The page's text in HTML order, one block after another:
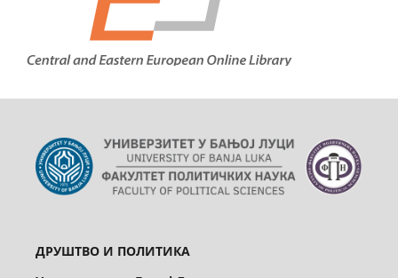
ДРУШТВО И ПОЛИТИКА